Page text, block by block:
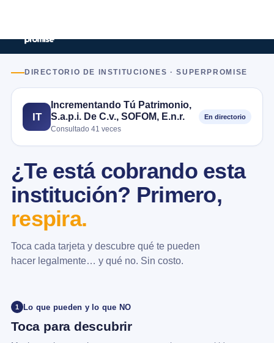
DIRECTORIO DE INSTITUCIONES · SUPERPROMISE
IT
Incrementando Tú Patrimonio,
S.a.p.i. De C.v., SOFOM, E.n.r.
Consultado 41 veces
En directorio
¿Te está cobrando esta
institución? Primero,
respira.
Toca cada tarjeta y descubre qué te pueden
hacer legalmente… y qué no. Sin costo.
1 Lo que pueden y lo que NO
Toca para descubrir